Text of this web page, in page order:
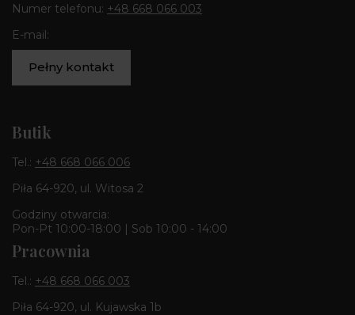
Numer telefonu: +48 668 066 003
E-mail:
Pełny kontakt
Butik
Tel.: +48 668 066 006
Piła 64-920, ul. Witosa 2
Godziny otwarcia:
Pon-Pt 10:00-18:00 | Sob 10:00 - 14:00
Pracownia
Tel.: +48 668 066 003
Piła 64-920, ul. Kujawska 1b